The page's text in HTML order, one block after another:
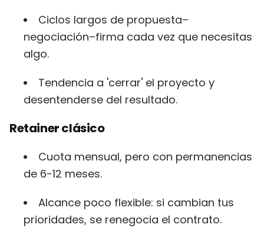
Ciclos largos de propuesta–
negociación–firma cada vez que necesitas
algo.
Tendencia a 'cerrar' el proyecto y
desentenderse del resultado.
Retainer clásico
Cuota mensual, pero con permanencias
de 6-12 meses.
Alcance poco flexible: si cambian tus
prioridades, se renegocia el contrato.